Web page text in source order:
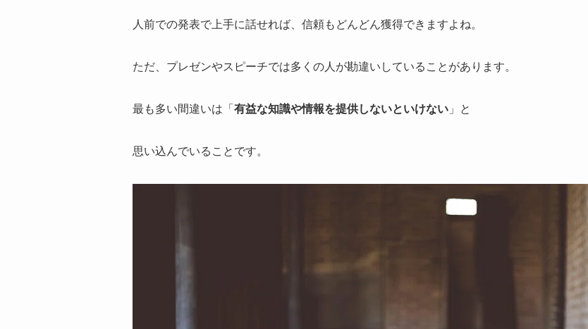
人前での発表で上手に話せれば、信頼もどんどん獲得できますよね。
ただ、プレゼンやスピーチでは多くの人が勘違いしていることがあります。
最も多い間違いは「 有益な知識や情報を提供しないといけない 」と
思い込んでいることです。